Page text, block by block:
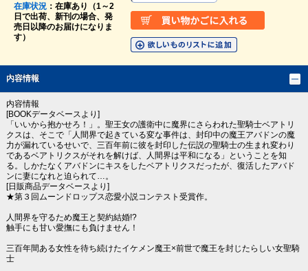
在庫状況：在庫あり（1～2
日で出荷、新刊の場合、発
売日以降のお届けになりま
す）
内容情報
内容情報
[BOOKデータベースより]
「いいから抱かせろ！」。聖王女の護衛中に魔界にさらわれた聖騎士ベアトリ
クスは、そこで「人間界で起きている変な事件は、封印中の魔王アバドンの魔
力が漏れているせいで、三百年前に彼を封印した伝説の聖騎士の生まれ変わり
であるベアトリクスがそれを解けば、人間界は平和になる」ということを知
る。しかたなくアバドンにキスをしたベアトリクスだったが、復活したアバド
ンに妻になれと迫られて…。
[日販商品データベースより]
★第３回ムーンドロップス恋愛小説コンテスト受賞作。
人間界を守るため魔王と契約結婚!?
触手にも甘い愛撫にも負けません！
三百年間ある女性を待ち続けたイケメン魔王×前世で魔王を封じたらしい女聖騎
士